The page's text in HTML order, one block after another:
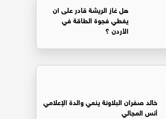
هل غاز الريشة قادر على ان
يغطي فجوة الطاقة في
الأردن ؟
خالد صفران البلاونة ينعي والدة الإعلامي
أنس المجالي